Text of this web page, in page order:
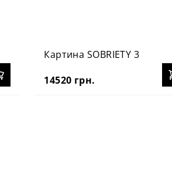
Картина SOBRIETY 3
14520 грн.